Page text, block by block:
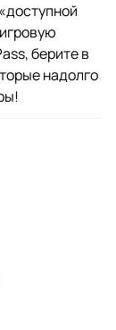
берите в
надолго